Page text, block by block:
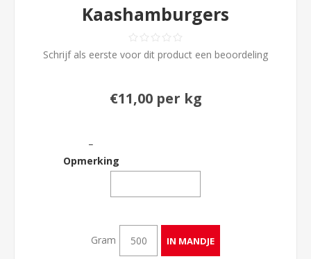
Kaashamburgers
Schrijf als eerste voor dit product een beoordeling
€11,00 per kg
Opmerking
Gram